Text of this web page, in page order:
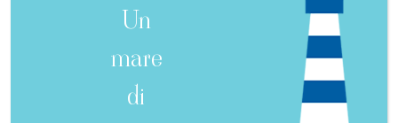
Un
mare
di